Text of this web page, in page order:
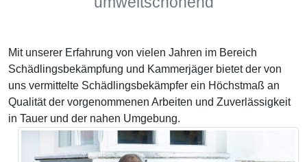
Mit unserer Erfahrung von vielen Jahren im Bereich
Schädlingsbekämpfung und Kammerjäger bietet der von
uns vermittelte Schädlingsbekämpfer ein Höchstmaß an
Qualität der vorgenommenen Arbeiten und Zuverlässigkeit
in Tauer und der nahen Umgebung.